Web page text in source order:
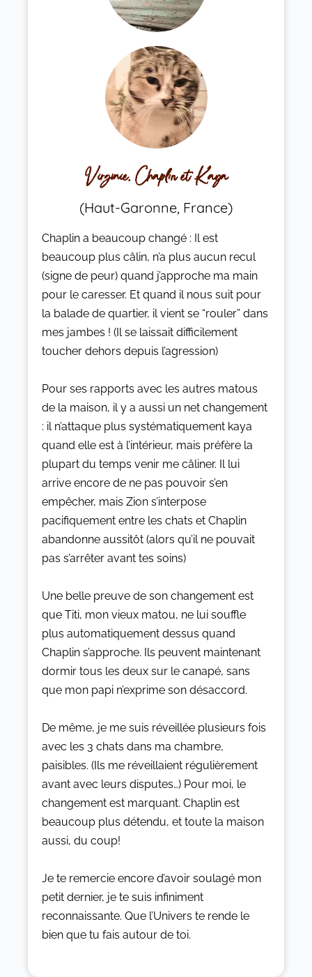
Virginie, Chaplin et Kaya
(Haut-Garonne, France)
Chaplin a beaucoup changé : Il est
beaucoup plus câlin, n’a plus aucun recul
(signe de peur) quand j’approche ma main
pour le caresser. Et quand il nous suit pour
la balade de quartier, il vient se “rouler” dans
mes jambes ! (Il se laissait difficilement
toucher dehors depuis l’agression)
Pour ses rapports avec les autres matous
de la maison, il y a aussi un net changement
: il n’attaque plus systématiquement kaya
quand elle est à l’intérieur, mais préfère la
plupart du temps venir me câliner. Il lui
arrive encore de ne pas pouvoir s’en
empêcher, mais Zion s’interpose
pacifiquement entre les chats et Chaplin
abandonne aussitôt (alors qu’il ne pouvait
pas s’arrêter avant tes soins)
Une belle preuve de son changement est
que Titi, mon vieux matou, ne lui souffle
plus automatiquement dessus quand
Chaplin s’approche. Ils peuvent maintenant
dormir tous les deux sur le canapé, sans
que mon papi n’exprime son désaccord.
De même, je me suis réveillée plusieurs fois
avec les 3 chats dans ma chambre,
paisibles. (Ils me réveillaient régulièrement
avant avec leurs disputes…) Pour moi, le
changement est marquant. Chaplin est
beaucoup plus détendu, et toute la maison
aussi, du coup!
Je te remercie encore d’avoir soulagé mon
petit dernier, je te suis infiniment
reconnaissante. Que l’Univers te rende le
bien que tu fais autour de toi.